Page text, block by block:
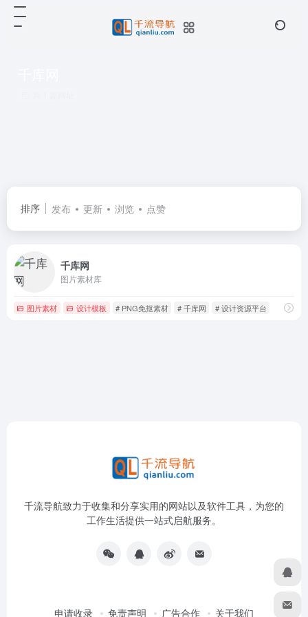
排序 发布 更新 浏览 点赞
千库网
图片素材库
图片素材 设计模板 # PNG免抠素材 # 千库网 # 设计资源平台
千流导航致力于收集和分享实用的网站以及软件工具，为您的
工作生活提供一站式启航服务。
申请收录 免责声明 广告合作 关于我们